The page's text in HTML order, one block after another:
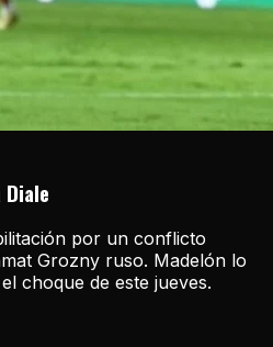
por un conflicto
Grozny ruso. Madelón lo
choque de este jueves.